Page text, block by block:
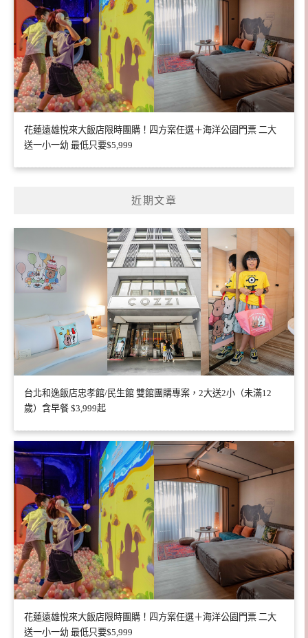
花蓮遠雄悅來大飯店限時團購！四方案任選＋海洋公園門票 二大
送一小一幼 最低只要$5,999
近期文章
台北和逸飯店忠孝館/民生館 雙館團購專案，2大送2小（未滿12
歲）含早餐 $3,999起
花蓮遠雄悅來大飯店限時團購！四方案任選＋海洋公園門票 二大
送一小一幼 最低只要$5,999